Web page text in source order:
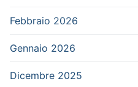
Febbraio 2026
Gennaio 2026
Dicembre 2025